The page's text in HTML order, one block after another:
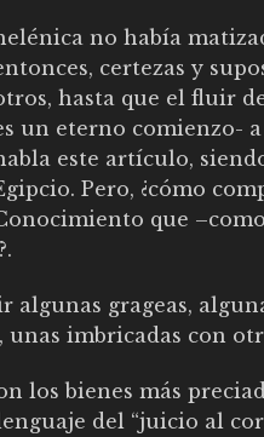
no había
certezas y
hasta que el fluir
un eterno comienzo-
este artículo,
Pero, ¿cómo
que
algunas grageas,
unas imbricadas con
los bienes más
del “juicio al